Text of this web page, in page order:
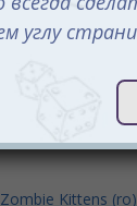
Zombie Kittens (ro)